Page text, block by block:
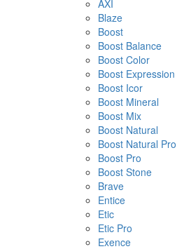
AXI
Blaze
Boost
Boost Balance
Boost Color
Boost Expression
Boost Icor
Boost Mineral
Boost Mix
Boost Natural
Boost Natural Pro
Boost Pro
Boost Stone
Brave
Entice
Etic
Etic Pro
Exence